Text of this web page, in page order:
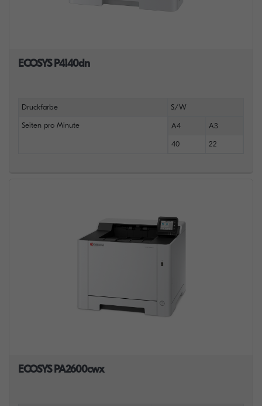
ECOSYS P4140dn
Druckfarbe S/W
Seiten pro Minute A4 A3
40 22
ECOSYS PA2600cwx